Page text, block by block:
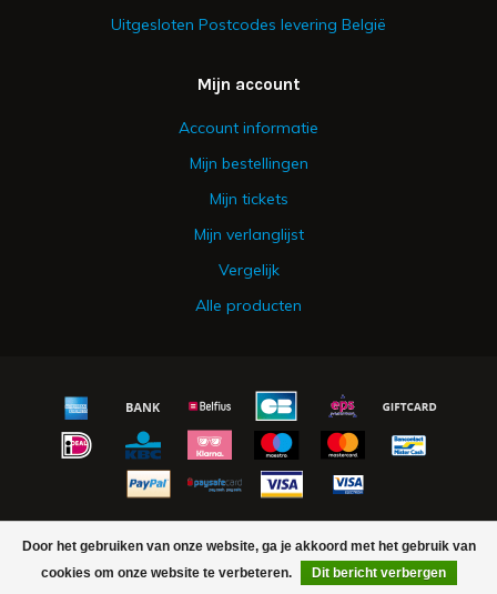
Door het gebruiken van onze website, ga je akkoord met het gebruik van
cookies om onze website te verbeteren.
Dit bericht verbergen
Uitgesloten Postcodes levering België
Mijn account
Account informatie
Mijn bestellingen
Mijn tickets
Mijn verlanglijst
Vergelijk
Alle producten
© Copyright 2026 Urker Vishandel Hakvoort - Powered by
Lightspeed
- Theme byDyvelopment
FILTERS